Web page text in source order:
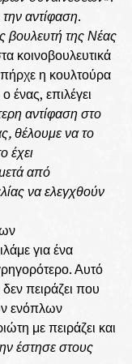
αντίφαση.
βουλευτή της Νέας
κοινοβουλευτικά
η κουλτούρα
ένας, επιλέγει
αντίφαση στο
θέλουμε να το
έχει
από
να ελεγχθούν
για ένα
Αυτό
πειράζει που
ενόπλων
με πειράζει και
έστησε στους